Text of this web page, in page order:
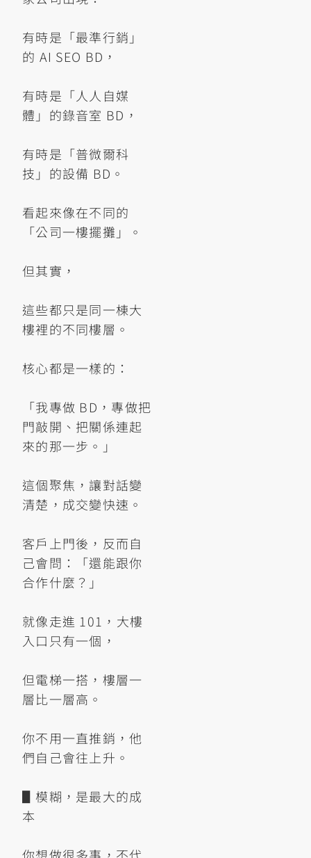
有時是「最準行銷」
的 AI SEO BD，
有時是「人人自媒
體」的錄音室 BD，
有時是「普微爾科
技」的設備 BD。
看起來像在不同的
「公司一樓擺攤」。
但其實，
這些都只是同一棟大
樓裡的不同樓層。
核心都是一樣的：
「我專做 BD，專做把
門敲開、把關係連起
來的那一步。」
這個聚焦，讓對話變
清楚，成交變快速。
客戶上門後，反而自
己會問：「還能跟你
合作什麼？」
就像走進 101，大樓
入口只有一個，
但電梯一搭，樓層一
層比一層高。
你不用一直推銷，他
們自己會往上升。
▋模糊，是最大的成
本